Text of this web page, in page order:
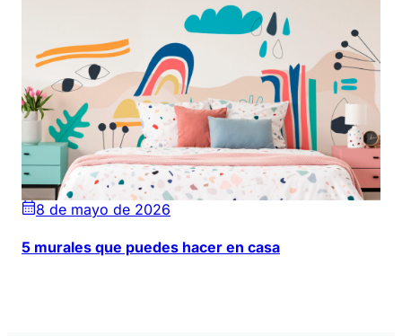
8 de mayo de 2026
5 murales que puedes hacer en casa